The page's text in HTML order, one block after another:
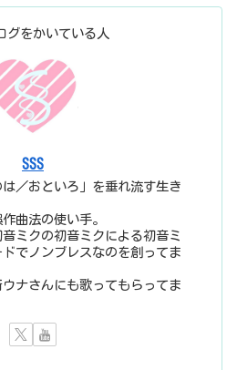
グをかいている人
SSS
／おといろ」を垂れ流す生き
曲法の使い手。
ミクの初音ミクによる初音ミ
でノンブレスなのを創ってま
ナさんにも歌ってもらってま